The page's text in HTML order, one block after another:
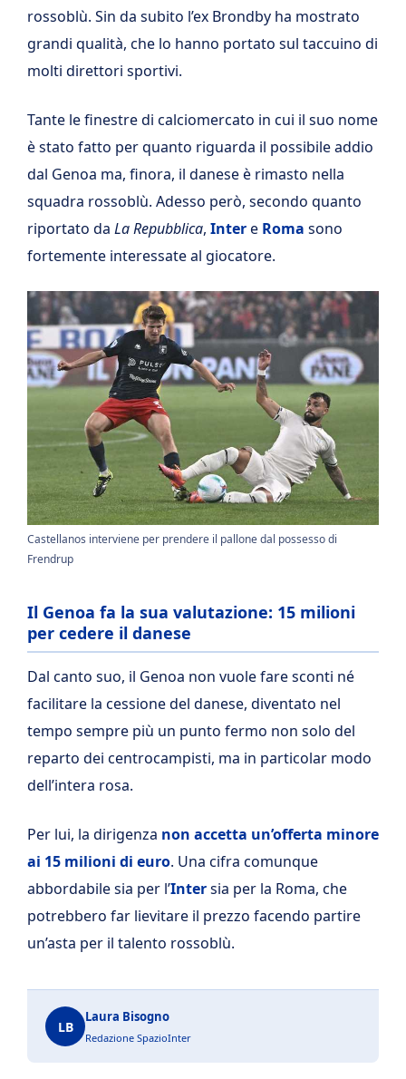
rossoblù. Sin da subito l’ex Brondby ha mostrato
grandi qualità, che lo hanno portato sul taccuino di
molti direttori sportivi.
Tante le finestre di calciomercato in cui il suo nome
è stato fatto per quanto riguarda il possibile addio
dal Genoa ma, finora, il danese è rimasto nella
squadra rossoblù. Adesso però, secondo quanto
riportato da La Repubblica, Intere Roma sono
fortemente interessate al giocatore.
Castellanos interviene per prendere il pallone dal possesso di
Frendrup
Il Genoa fa la sua valutazione: 15 milioni
per cedere il danese
Dal canto suo, il Genoa non vuole fare sconti né
facilitare la cessione del danese, diventato nel
tempo sempre più un punto fermo non solo del
reparto dei centrocampisti, ma in particolar modo
dell’intera rosa.
Per lui, la dirigenza non accetta un’offerta minore
ai 15 milioni di euro. Una cifra comunque
abbordabile sia per l’Intersia per la Roma, che
potrebbero far lievitare il prezzo facendo partire
un’asta per il talento rossoblù.
LB
Laura Bisogno
Redazione SpazioInter